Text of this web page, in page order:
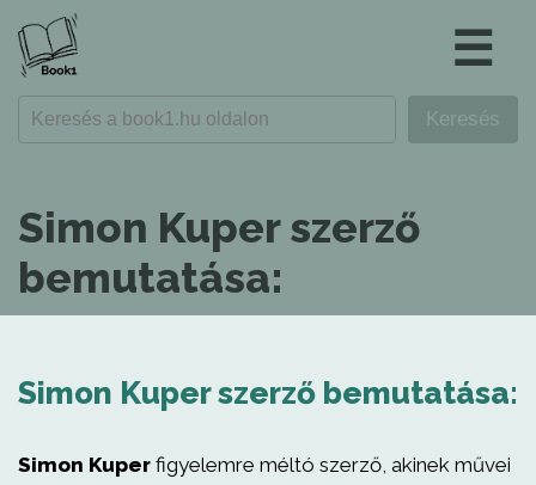
☰
Simon Kuper szerző
bemutatása:
Simon Kuper szerző bemutatása:
Simon Kuper figyelemre méltó szerző, akinek művei